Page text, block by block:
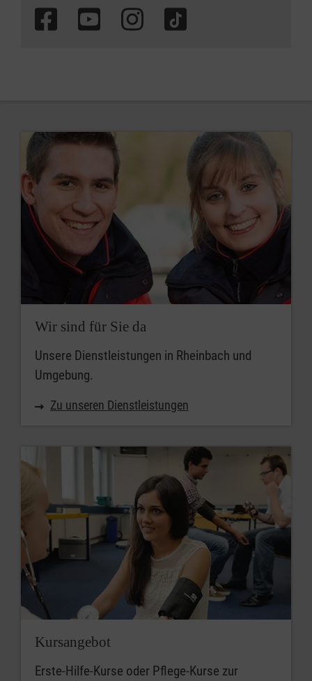
Wir sind für Sie da
Unsere Dienstleistungen in Rheinbach und
Umgebung.
Zu unseren Dienstleistungen
Kursangebot
Erste-Hilfe-Kurse oder Pflege-Kurse zur